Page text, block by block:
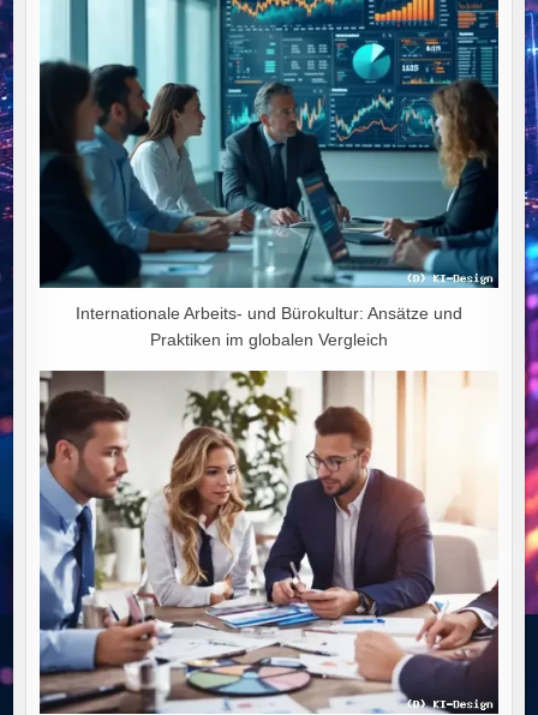
Internationale Arbeits- und Bürokultur: Ansätze und
Praktiken im globalen Vergleich